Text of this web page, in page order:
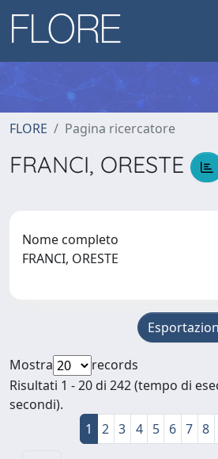
FLORE Pagina ricercatore
FRANCI, ORESTE
Nome completo
FRANCI, ORESTE
Mostra
records
Risultati 1 - 20 di 242 (tempo di
secondi).
1
2 3 4 5 6 7 8